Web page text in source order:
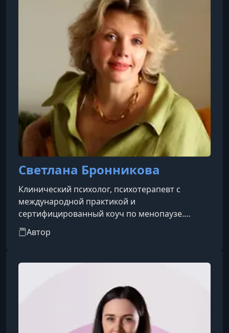
Светлана Бронникова
Клинический психолог, психотерапевт с
международной практикой и
сертифицированный коуч по менопаузе.
Применяя рекомендации курса на практике, я
убедилась: менопауза — это не конец, а новое
раскрытия подлинного женского потенциала.
Автор